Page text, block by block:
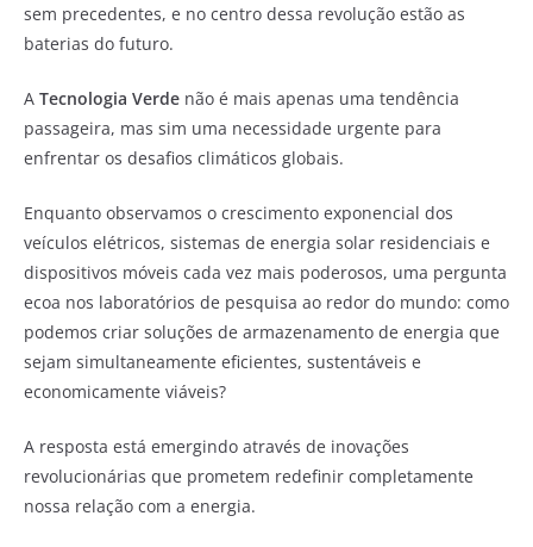
sem precedentes, e no centro dessa revolução estão as
baterias do futuro.
A Tecnologia Verde não é mais apenas uma tendência
passageira, mas sim uma necessidade urgente para
enfrentar os desafios climáticos globais.
Enquanto observamos o crescimento exponencial dos
veículos elétricos, sistemas de energia solar residenciais e
dispositivos móveis cada vez mais poderosos, uma pergunta
ecoa nos laboratórios de pesquisa ao redor do mundo: como
podemos criar soluções de armazenamento de energia que
sejam simultaneamente eficientes, sustentáveis e
economicamente viáveis?
A resposta está emergindo através de inovações
revolucionárias que prometem redefinir completamente
nossa relação com a energia.